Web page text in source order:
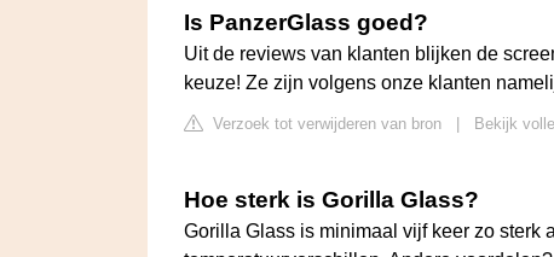
Is PanzerGlass goed?
Uit de reviews van klanten blijken de
keuze! Ze zijn volgens onze klanten
Verzoek tot verwijderen van bron Bekijk
Hoe sterk is Gorilla Glass?
Gorilla Glass is minimaal vijf keer zo sterk